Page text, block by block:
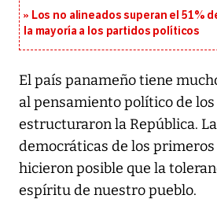
Los no alineados superan el 51%
la mayoría a los partidos políticos
El país panameño tiene
al pensamiento político de los
estructuraron la República.
democráticas de los
hicieron posible que la
espíritu de nuestro pueblo.